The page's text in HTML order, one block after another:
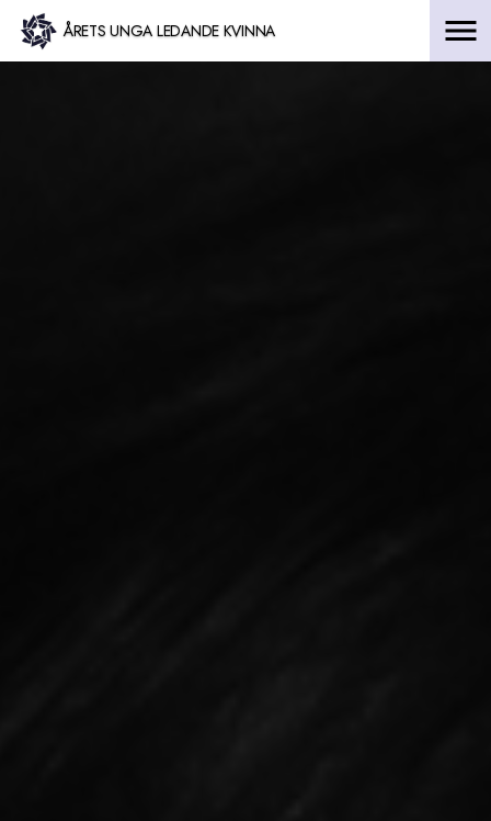
Hoppa
till
ÅRETS UNGA LEDANDE KVINNA